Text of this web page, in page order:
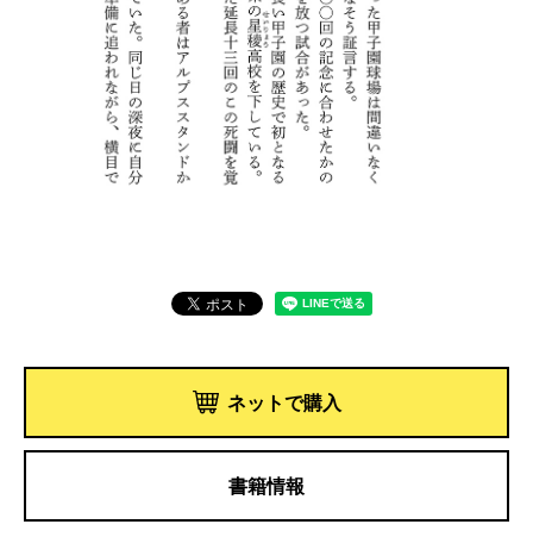
ネットで購入
書籍情報